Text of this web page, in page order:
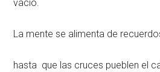
vacío.
La mente se alimenta de
hasta que las cruces pueblen el